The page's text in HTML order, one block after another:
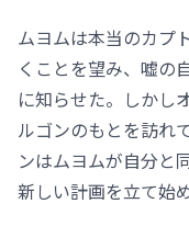
ムヨムは本当のカプ
くことを望み、嘘の
に知らせた。しかし
ルゴンのもとを訪れ
ンはムヨムが自分と
新しい計画を立て始